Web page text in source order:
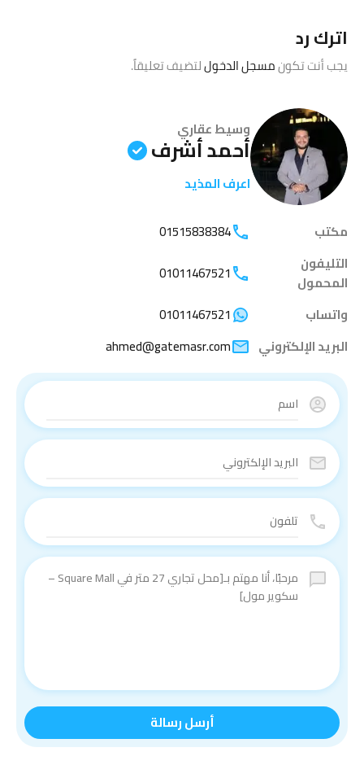
اترك رد
يجب أنت تكونمسجل الدخوللتضيف تعليقاً.
وسيط عقاري
أحمد أشرف
اعرف المذيد
مكتب
01515838384
التليفون
المحمول
01011467521
واتساب
01011467521
البريد الإلكتروني
ahmed@gatemasr.com
أرسل رسالة